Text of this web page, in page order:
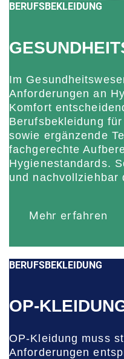
BERUFSBEKLEIDUNG
Im
Anforderungen an
Komfort
Berufsbekleidung
sowie ergänzende
fachgerechte
Hygienestandards.
und nachvollziehbar
Mehr erfahren
BERUFSBEKLEIDUNG
OP-
OP-Kleidung muss
Anforderungen